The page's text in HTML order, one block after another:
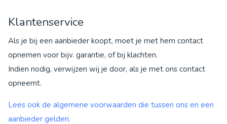
Klantenservice
Als je bij een aanbieder koopt, moet je met hem contact
opnemen voor bijv. garantie, of bij klachten.
Indien nodig, verwijzen wij je door, als je met ons contact
opneemt.
Lees ook de algemene voorwaarden die tussen ons en een
aanbieder gelden.